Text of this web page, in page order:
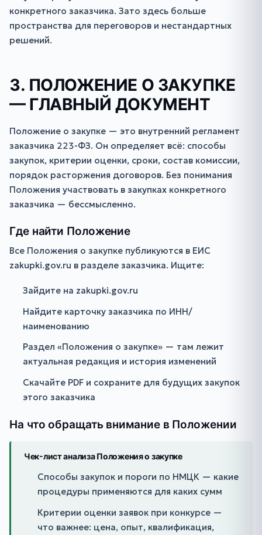
конкретного заказчика. Зато здесь больше
пространства для переговоров и нестандартных
решений.
3. ПОЛОЖЕНИЕ О ЗАКУПКЕ
— ГЛАВНЫЙ ДОКУМЕНТ
Положение о закупке — это внутренний регламент
заказчика 223-ФЗ. Он определяет всё: способы
закупок, критерии оценки, сроки, состав комиссии,
порядок расторжения договоров. Без понимания
Положения участвовать в закупках конкретного
заказчика — бессмысленно.
Где найти Положение
Все Положения о закупке публикуются в ЕИС
zakupki.gov.ru в разделе заказчика. Ищите:
Зайдите на zakupki.gov.ru
Найдите карточку заказчика по ИНН/
наименованию
Раздел «Положения о закупке» — там лежит
актуальная редакция и история изменений
Скачайте PDF и сохраните для будущих закупок
этого заказчика
На что обращать внимание в Положении
Чек-лист анализа Положения о закупке
Способы закупок и пороги по НМЦК — какие
процедуры применяются для каких сумм
Критерии оценки заявок при конкурсе —
что важнее: цена, опыт, квалификация,